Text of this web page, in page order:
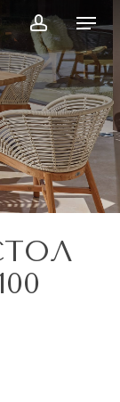
account
Menu